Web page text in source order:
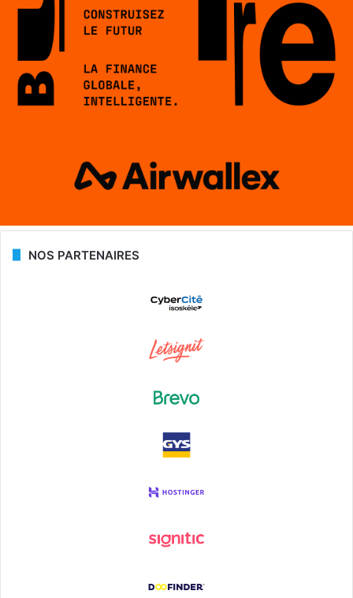
NOS PARTENAIRES